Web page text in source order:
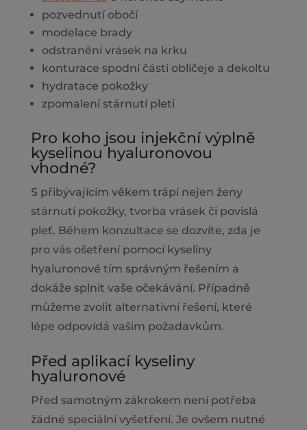
pozvednutí obočí
modelace brady
odstranění vrásek na krku
konturace spodní části obličeje a dekoltu
hydratace pokožky
zpomalení stárnutí pleti
Pro koho jsou injekční výplně
kyselinou hyaluronovou
vhodné?
S přibývajícím věkem trápí nejen ženy
stárnutí pokožky, tvorba vrásek či povislá
pleť. Během konzultace se dozvíte, zda je
pro vás ošetření pomocí kyseliny
hyaluronové tím správným řešením a
dokáže splnit vaše očekávání. Případně
můžeme zvolit alternativní řešení, které
lépe odpovídá vašim požadavkům.
Před aplikací kyseliny
hyaluronové
Před samotným zákrokem není potřeba
žádné speciální vyšetření. Je ovšem nutné